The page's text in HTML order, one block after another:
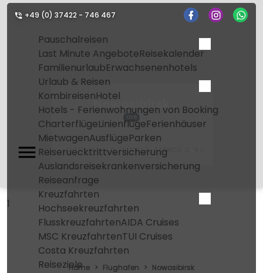
+49 (0) 37422 - 746 467
Pauschalreisen
Last Minute AngeboteReisekalender
FamilienurlaubErwachsenenhotels
Urlaub & Reisen
KombireisenHotel
Hotels - Ferienwohnungen von Booking
CharterflügeLinienflügeFerienhäuser
MietwagenAusflügeParken
Reiseruecktrittversicherung
Auslandsreisekrankenversicherung
Reiseanfrage
Kreuzfahrten
Hochseekreuzfahrten
FlusskreuzfahrtenAIDA Cruises
MSC KreuzfahrtenTUI Cruises
Costa Kreuzfahrten
Reiseziele
Nowosibirsk
OVB
Home Flughafen Nowosibirsk
1
Home Flughafen Nowosibirsk